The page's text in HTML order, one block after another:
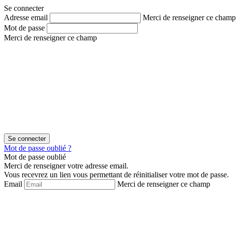
Aller
au
contenu
Aller
au
menu
Se connecter
Adresse email
Merci de renseigner ce champ
Mot de passe
Merci de renseigner ce champ
Mot de passe oublié ?
Mot de passe oublié
Merci de renseigner votre adresse email.
Vous recevrez un lien vous permettant de réinitialiser votre mot de passe.
Email
Merci de renseigner ce champ